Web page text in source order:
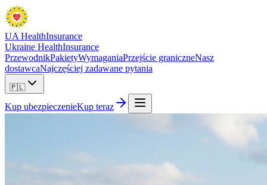
UA HealthInsurance
Ukraine HealthInsurance
PrzewodnikPakietyWymaganiaPrzejście graniczneNasz
dostawcaNajczęściej zadawane pytania
🇵🇱
Kup ubezpieczenieKup teraz